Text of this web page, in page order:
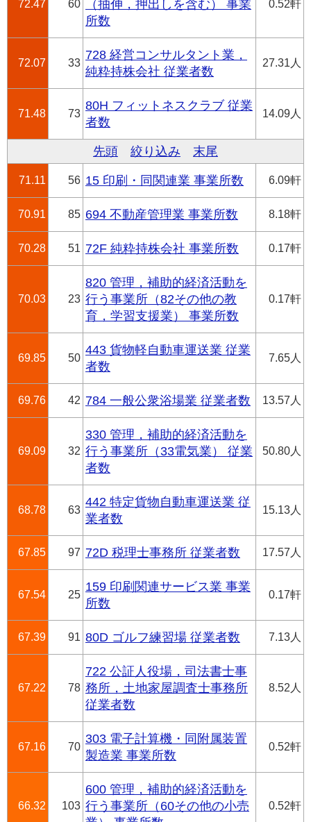
72.47 60
（抽伸，押出しを含む） 事業
所数
0.52軒
72.07 33
728 経営コンサルタント業，
純粋持株会社 従業者数
27.31人
71.48 73
80H フィットネスクラブ 従業
者数
14.09人
先頭 絞り込み 末尾
71.11 56 15 印刷・同関連業 事業所数 6.09軒
70.91 85 694 不動産管理業 事業所数 8.18軒
70.28 51 72F 純粋持株会社 事業所数 0.17軒
70.03 23
820 管理，補助的経済活動を
行う事業所（82その他の教
育，学習支援業） 事業所数
0.17軒
69.85 50
443 貨物軽自動車運送業 従業
者数
7.65人
69.76 42 784 一般公衆浴場業 従業者数 13.57人
69.09 32
330 管理，補助的経済活動を
行う事業所（33電気業） 従業
者数
50.80人
68.78 63
442 特定貨物自動車運送業 従
業者数
15.13人
67.85 97 72D 税理士事務所 従業者数 17.57人
67.54 25
159 印刷関連サービス業 事業
所数
0.17軒
67.39 91 80D ゴルフ練習場 従業者数 7.13人
67.22 78
722 公証人役場，司法書士事
務所，土地家屋調査士事務所
従業者数
8.52人
67.16 70
303 電子計算機・同附属装置
製造業 事業所数
0.52軒
66.32 103
600 管理，補助的経済活動を
行う事業所（60その他の小売
0.52軒